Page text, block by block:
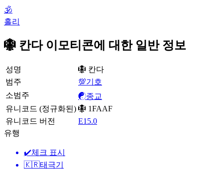
🕉
홀리
🪯 칸다 이모티콘에 대한 일반 정보
성명
🪯 칸다
범주
💯기호
소범주
☯️종교
유니코드 (정규화된) 🪯 1FAAF
유니코드 버전
E15.0
유행
✔️체크 표시
🇰🇷태극기